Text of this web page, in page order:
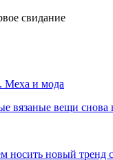
свидание
Меха и мода
вязаные вещи снова
носить новый тренд